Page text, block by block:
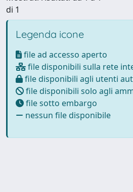
di 1
Legenda icone
file ad accesso aperto
file disponibili sulla rete
file disponibili agli utenti
file disponibili solo agli
file sotto embargo
nessun file disponibile